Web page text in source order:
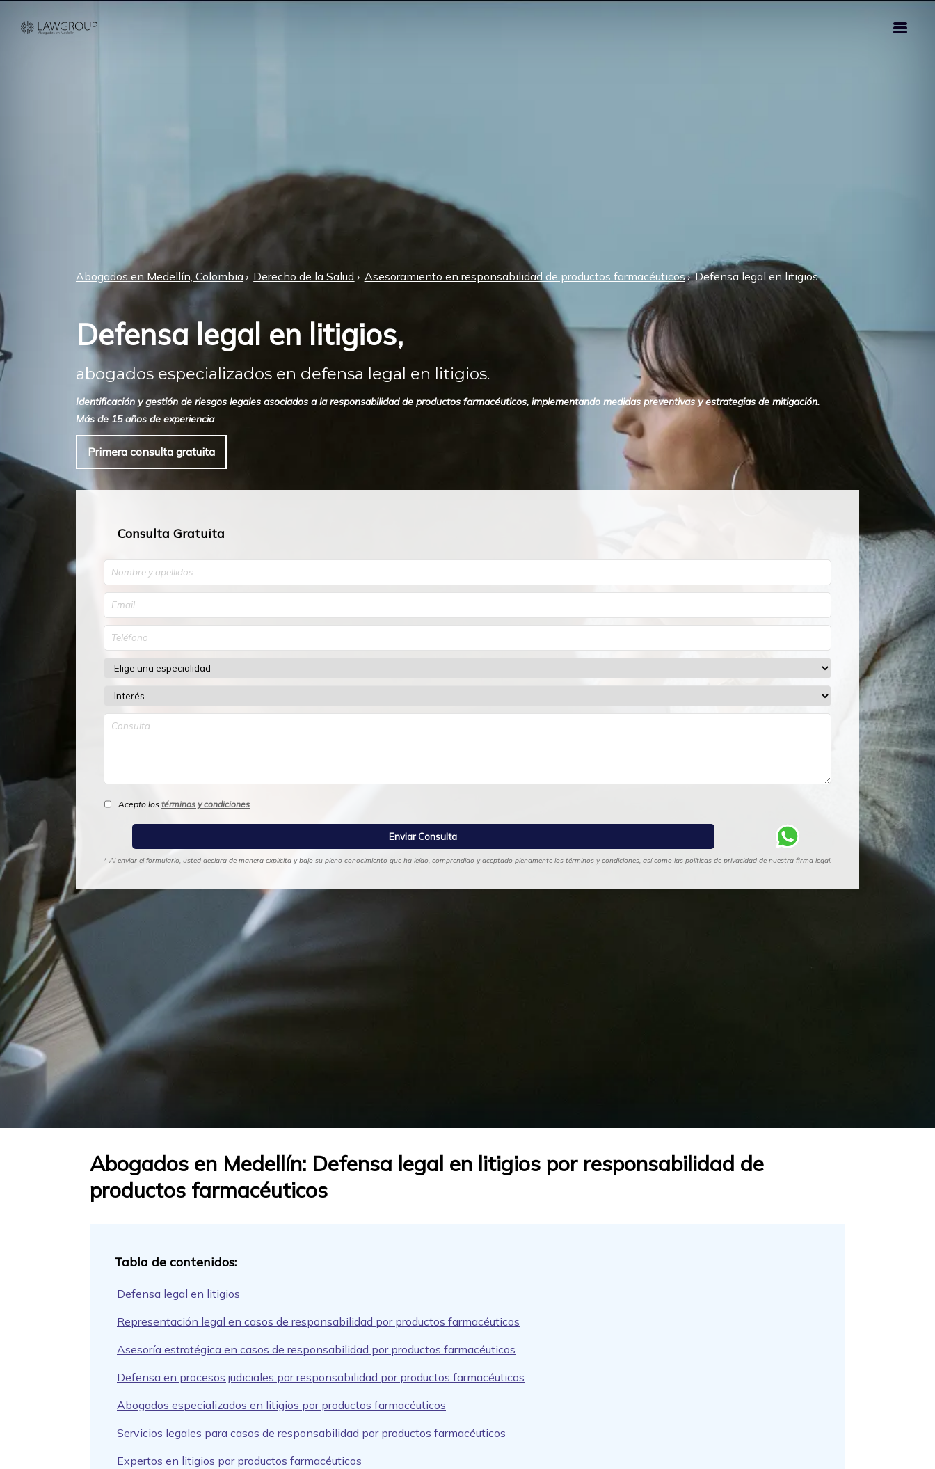
Abogados en Medellín, Colombia Derecho de la Salud Asesoramiento en responsabilidad de productos farmacéuticos Defensa legal en litigios
Defensa legal en litigios,
abogados especializados en defensa legal en litigios.
Identificación y gestión de riesgos legales asociados a la responsabilidad de productos farmacéuticos, implementando medidas preventivas y estrategias de mitigación.
Más de 15 años de experiencia
Primera consulta gratuita
Consulta Gratuita
Acepto los términos y condiciones
* Al enviar el formulario, usted declara de manera explícita y bajo su pleno conocimiento que ha leído, comprendido y aceptado plenamente los términos y condiciones, así como las políticas de privacidad de nuestra firma legal.
Abogados en Medellín: Defensa legal en litigios por responsabilidad de
productos farmacéuticos
Defensa legal en litigios
Representación legal en casos de responsabilidad por productos farmacéuticos
Asesoría estratégica en casos de responsabilidad por productos farmacéuticos
Defensa en procesos judiciales por responsabilidad por productos farmacéuticos
Abogados especializados en litigios por productos farmacéuticos
Servicios legales para casos de responsabilidad por productos farmacéuticos
Expertos en litigios por productos farmacéuticos